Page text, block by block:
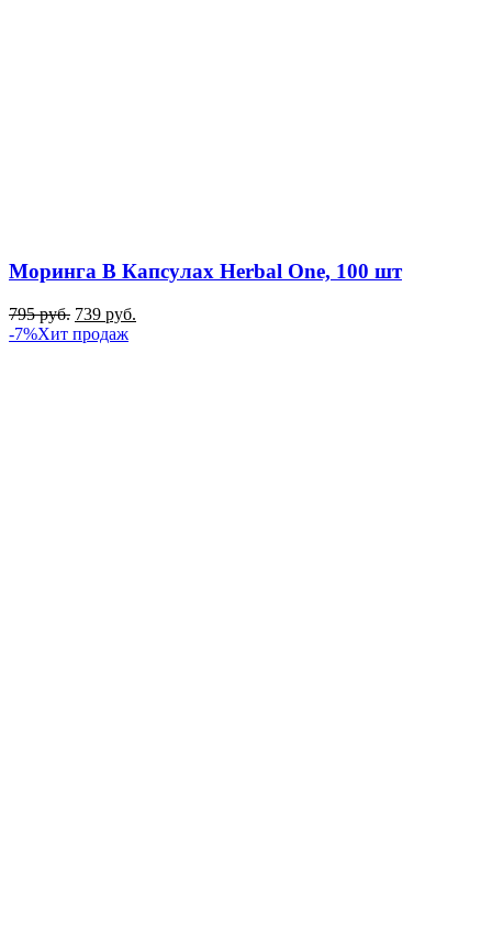
Моринга В Капсулах Herbal One, 100 шт
795руб. 739 руб.
-7%Хит продаж